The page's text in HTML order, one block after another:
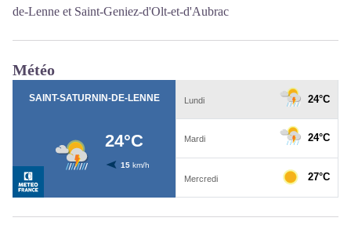
de-Lenne et Saint-Geniez-d'Olt-et-d'Aubrac
Météo